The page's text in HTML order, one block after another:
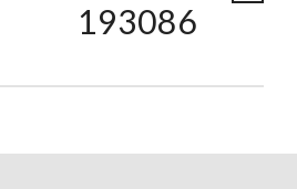
193086